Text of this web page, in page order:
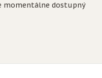
momentálne dostupný